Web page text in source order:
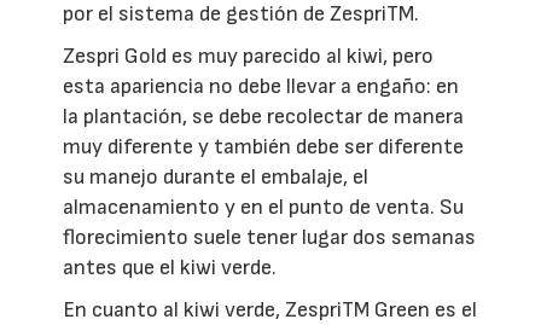
por el sistema de gestión de ZespriTM.
Zespri Gold es muy parecido al kiwi, pero
esta apariencia no debe llevar a engaño: en
la plantación, se debe recolectar de manera
muy diferente y también debe ser diferente
su manejo durante el embalaje, el
almacenamiento y en el punto de venta. Su
florecimiento suele tener lugar dos semanas
antes que el kiwi verde.
En cuanto al kiwi verde, ZespriTM Green es el